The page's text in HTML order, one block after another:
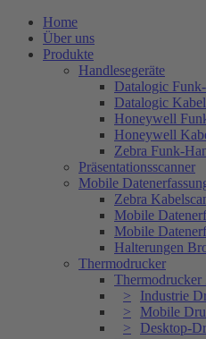
Home
Über uns
Produkte
Handlesegeräte
Datalogic
Datalogic
Honeywell
Honeywell
Zebra Funk-
Präsentationsscanner
Mobile
Zebra
Mobile
Mobile
Halterungen
Thermodrucker
Thermodrucker
Industrie
Mobile
Desktop-